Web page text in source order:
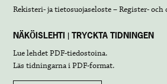
Rekisteri- ja tietosuojaseloste – Register- och
NÄKÖISLEHTI | TRYCKTA TIDNINGEN
Lue lehdetPDF-tiedostoina.
Läs tidningarna iPDF-format.